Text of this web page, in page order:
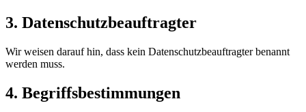
3. Datenschutzbeauftragter
Wir weisen darauf hin, dass kein Datenschutzbeauftragter benannt
werden muss.
4. Begriffsbestimmungen